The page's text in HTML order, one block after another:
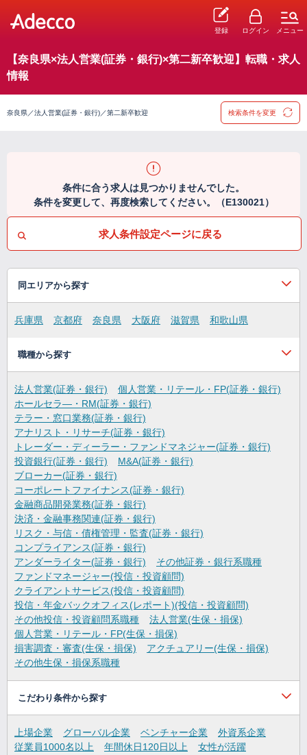
登録 ログイン メニュー
【奈良県×法人営業(証券・銀行)×第二新卒歓迎】転職・求人
情報
奈良県／法人営業(証券・銀行)／第二新卒歓迎 検索条件を変更
条件に合う求人は見つかりませんでした。
条件を変更して、再度検索してください。（E130021）
求人条件設定ページに戻る
同エリアから探す
兵庫県 京都府 奈良県 大阪府 滋賀県 和歌山県
職種から探す
法人営業(証券・銀行)
個人営業・リテール・FP(証券・銀行)
ホールセラ―・RM(証券・銀行)
テラー・窓口業務(証券・銀行)
アナリスト・リサーチ(証券・銀行)
トレーダー・ディーラー・ファンドマネジャー(証券・銀行)
投資銀行(証券・銀行)
M&A(証券・銀行)
ブローカー(証券・銀行)
コーポレートファイナンス(証券・銀行)
金融商品開発業務(証券・銀行)
決済・金融事務関連(証券・銀行)
リスク・与信・債権管理・監査(証券・銀行)
コンプライアンス(証券・銀行)
アンダーライター(証券・銀行)
その他証券・銀行系職種
ファンドマネージャー(投信・投資顧問)
クライアントサービス(投信・投資顧問)
投信・年金バックオフィス(レポート)(投信・投資顧問)
その他投信・投資顧問系職種
法人営業(生保・損保)
個人営業・リテール・FP(生保・損保)
損害調査・審査(生保・損保)
アクチュアリー(生保・損保)
その他生保・損保系職種
こだわり条件から探す
上場企業 グローバル企業 ベンチャー企業
外資系企業
従業員1000名以上
年間休日120日以上
女性が活躍